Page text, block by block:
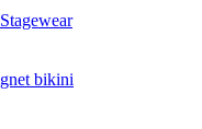
bikini